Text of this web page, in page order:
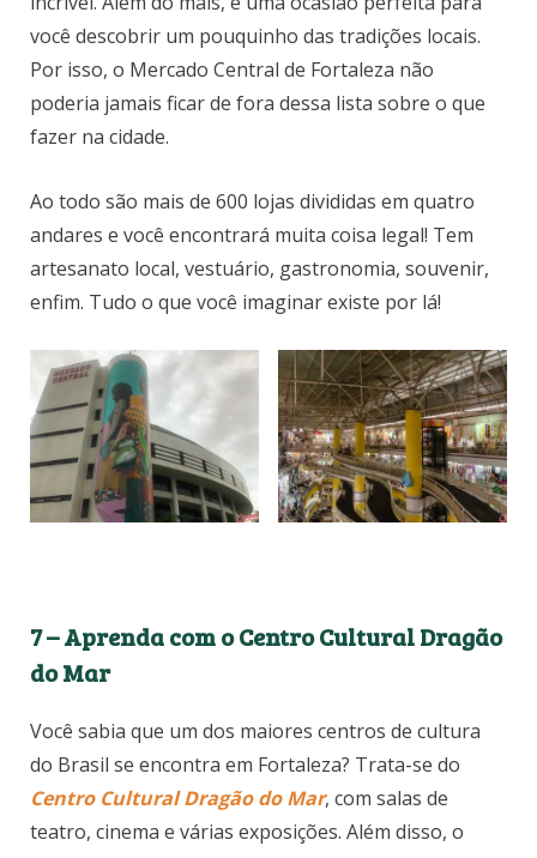
você descobrir um pouquinho das tradições locais.
Por isso, o Mercado Central de Fortaleza não
poderia jamais ficar de fora dessa lista sobre o que
fazer na cidade.
Ao todo são mais de 600 lojas divididas em quatro
andares e você encontrará muita coisa legal! Tem
artesanato local, vestuário, gastronomia, souvenir,
enfim. Tudo o que você imaginar existe por lá!
7 – Aprenda com o Centro Cultural Dragão
do Mar
Você sabia que um dos maiores centros de cultura
do Brasil se encontra em Fortaleza? Trata-se do
Centro Cultural Dragão do Mar, com salas de
teatro, cinema e várias exposições. Além disso, o